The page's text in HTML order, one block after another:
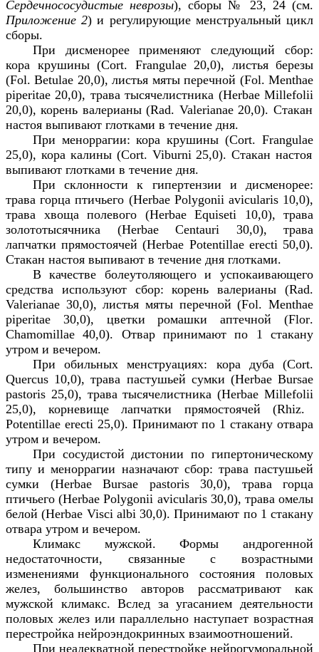
Сердечнососудистые неврозы), сборы № 23, 24 (см.
Приложение 2) и регулирующие менструальный цикл
сборы.
При дисменорее применяют следующий сбор:
кора крушины (Cort. Frangulae20,0), листья березы
(Fol.Betulae 20,0), листья мяты перечной (Fol.Menthae
piperitae 20,0), трава тысячелистника (Herbae Millefolii
20,0), корень валерианы (Rad. Valerianae20,0). Стакан
настоя выпивают глотками в течение дня.
При меноррагии: кора крушины (Cort. Frangulae
25,0), кора калины (Cort. Viburni 25,0). Стакан настоя
выпивают глотками в течение дня.
При склонности к гипертензии и дисменорее:
трава горца птичьего (Herbae Polygonii avicularis10,0),
трава хвоща полевого (Herbae Equiseti 10,0), трава
золототысячника (Herbae Centauri 30,0), трава
лапчатки прямостоячей (Herbae Potentillae erecti 50,0).
Стакан настоя выпивают в течение дня глотками.
В качестве болеутоляющего и успокаивающего
средства используют сбор: корень валерианы (Rad.
Valerianae 30,0), листья мяты перечной (Fol.Menthae
piperitae 30,0), цветки ромашки аптечной (Flor.
Chamomillae 40,0). Отвар принимают по 1 стакану
утром и вечером.
При обильных менструациях: кора дуба (Cort.
Quercus 10,0), трава пастушьей сумки (Herbae Bursae
pastoris 25,0), трава тысячелистника (Herbae Millefolii
25,0), корневище лапчатки прямостоячей (Rhiz.
Potentillae erecti 25,0). Принимают по 1 стакану отвара
утром и вечером.
При сосудистой дистонии по гипертоническому
типу и меноррагии назначают сбор: трава пастушьей
сумки (Herbae Bursae pastoris30,0), трава горца
птичьего (Herbae Polygonii avicularis30,0), трава омелы
белой (Herbae Visci albi 30,0). Принимают по 1 стакану
отвара утром и вечером.
Климакс мужской. Формы андрогенной
недостаточности, связанные с возрастными
изменениями функционального состояния половых
желез, большинство авторов рассматривают как
мужской климакс. Вслед за угасанием деятельности
половых желез или параллельно наступает возрастная
перестройка нейроэндокринных взаимоотношений.
При неадекватной перестройке нейрогуморальной